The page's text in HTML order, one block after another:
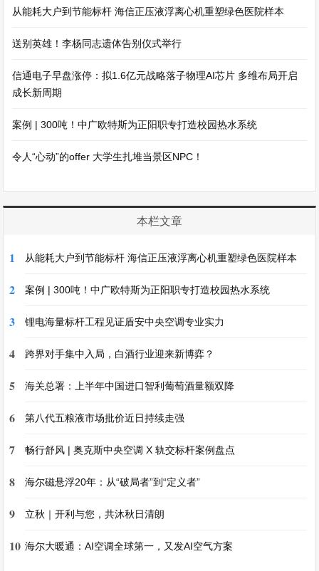
从能耗大户到节能标杆 海信正压液浮离心机重塑绿色医院样本
送别英雄！李杨同志遗体告别仪式举行
信通电子早盘涨停：拟1.6亿元战略落子物理AI芯片 多维布局开启
成长新周期
案例 | 300吨！中广欧特斯为正阳职专打造校园热水系统
令人“心动”的offer 大学生扎堆当景区NPC！
本栏文章
1 从能耗大户到节能标杆 海信正压液浮离心机重塑绿色医院样本
2 案例 | 300吨！中广欧特斯为正阳职专打造校园热水系统
3 锂电海量标杆工程见证盾安中央空调专业实力
4 跨界对手集中入局，白酒行业迎来新博弈？
5 海关总署：上半年中国进口智利葡萄酒量额双降
6 第八代五粮液市场批价近日持续走强
7 畅行舒风 | 奥克斯中央空调 X 轨交标杆案例盘点
8 海尔磁悬浮20年：从“破局者”到“定义者”
9 立秋｜开利与您，共沐秋日清朗
10 海尔大暖通：AI空调全球第一，又发AI空气方案